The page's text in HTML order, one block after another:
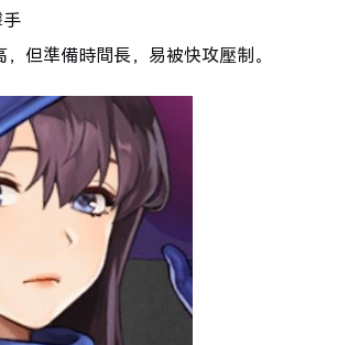
但準備時間長，易被快攻壓制。